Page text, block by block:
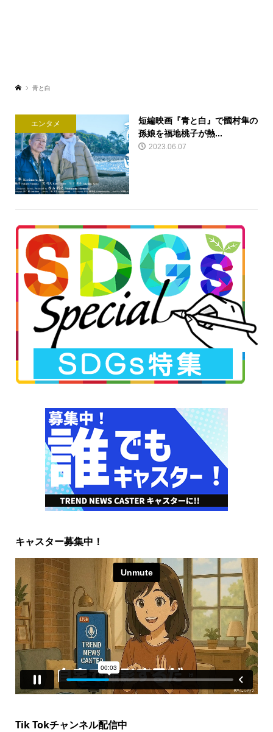
青と白
エンタメ
短編映画『青と白』で國村隼の
孫娘を福地桃子が熱...
2023.06.07
キャスター募集中！
Tik Tokチャンネル配信中